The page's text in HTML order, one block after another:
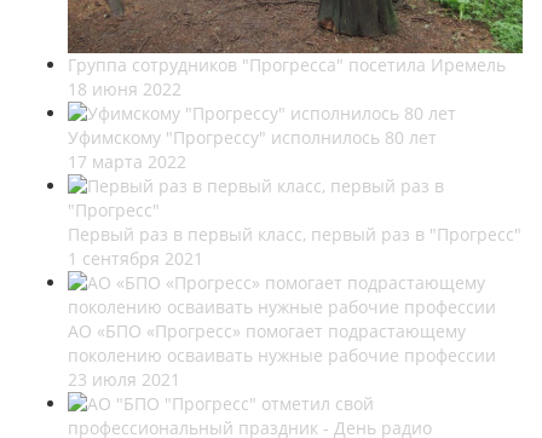
Группа сотрудников "Прогресса" посетила Иремель
18 июня 2022
Уфимскому "Прогрессу" исполнилось 80 лет
17 марта 2022
Первый раз в первый класс, первый раз в "Прогресс"
1 сентября 2021
АО «БПО «Прогресс» помогает подрастающему
поколению осваивать нужные рабочие профессии
23 июля 2021